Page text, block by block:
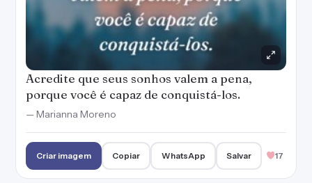
Acredite que seus sonhos valem a pena,
porque você é capaz de conquistá-los.
— Marianna Moreno
Criar imagem Copiar WhatsApp Salvar 17